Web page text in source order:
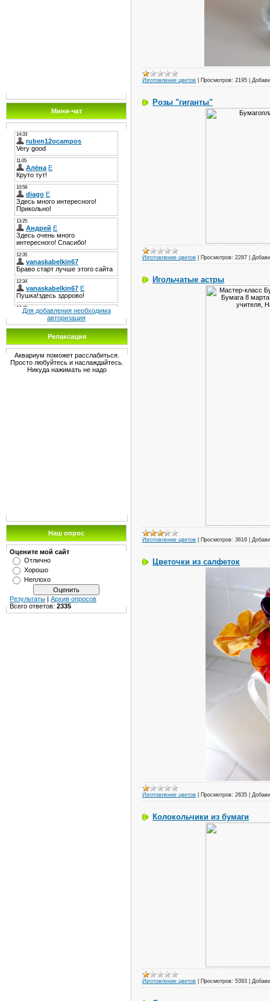
Мини-чат
Для добавления необходима
авторизация
Релаксация
Аквариум поможет расслабиться.
Просто любуйтесь и наслаждайтесь.
Никуда нажимать не надо
Наш опрос
Оцените мой сайт
Отлично
Хорошо
Неплохо
Результаты | Архив опросов
Всего ответов: 2335
Изготовление цветов Просмотров: 2195
Розы "гиганты"
Изготовление цветов Просмотров: 2287
Игольчатые астры
Изготовление цветов Просмотров: 3616
Цветочки из салфеток
Изготовление цветов Просмотров: 2635
Колокольчики из бумаги
Изготовление цветов Просмотров: 5393